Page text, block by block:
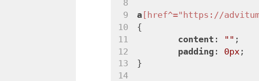
a [href^="https://
{
content : "" ;
padding : 0px ;
}